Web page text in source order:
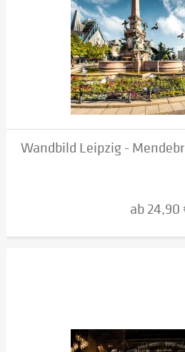
Wandbild Leipzig -
ab 24,90